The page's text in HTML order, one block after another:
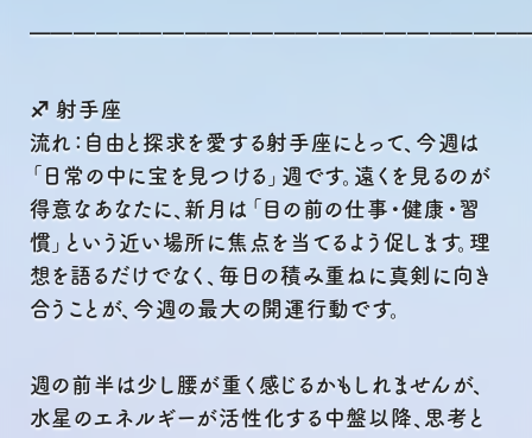
♐ 射手座
流れ：自由と探求を愛する射手座にとって、今週は
「日常の中に宝を見つける」週です。遠くを見るのが
得意なあなたに、新月は「目の前の仕事・健康・習
慣」という近い場所に焦点を当てるよう促します。理
想を語るだけでなく、毎日の積み重ねに真剣に向き
合うことが、今週の最大の開運行動です。
週の前半は少し腰が重く感じるかもしれませんが、
水星のエネルギーが活性化する中盤以降、思考と